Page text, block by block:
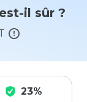
il sûr ?
23%